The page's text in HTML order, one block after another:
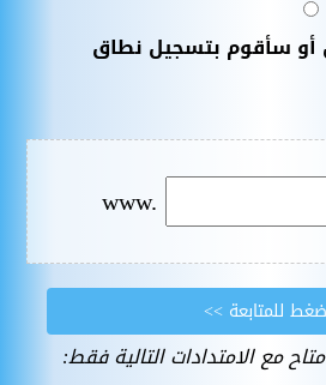
أو سأقوم بتسجيل نطاق
www.
مع الامتدادات التالية فقط: